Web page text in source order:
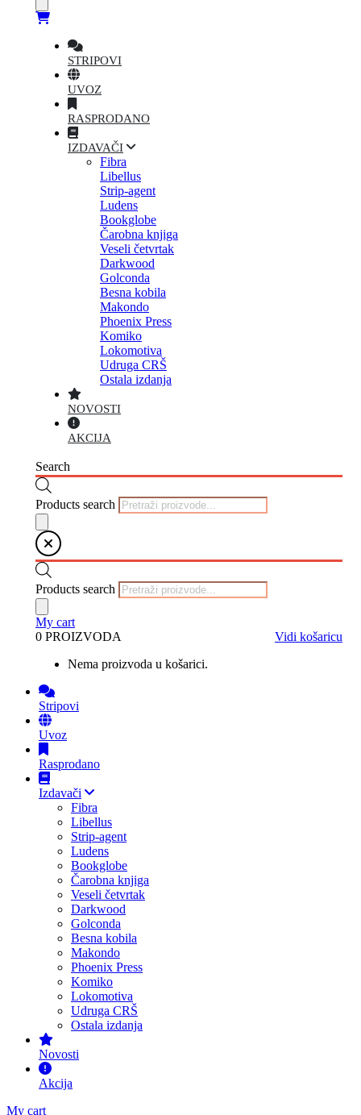
STRIPOVI
UVOZ
RASPRODANO
IZDAVAČI
Fibra
Libellus
Strip-agent
Ludens
Bookglobe
Čarobna knjiga
Veseli četvrtak
Darkwood
Golconda
Besna kobila
Makondo
Phoenix Press
Komiko
Lokomotiva
Udruga CRŠ
Ostala izdanja
NOVOSTI
AKCIJA
Search
Products search
Products search
My cart
0 PROIZVODA
Vidi košaricu
Nema proizvoda u košarici.
Stripovi
Uvoz
Rasprodano
Izdavači
Fibra
Libellus
Strip-agent
Ludens
Bookglobe
Čarobna knjiga
Veseli četvrtak
Darkwood
Golconda
Besna kobila
Makondo
Phoenix Press
Komiko
Lokomotiva
Udruga CRŠ
Ostala izdanja
Novosti
Akcija
My cart